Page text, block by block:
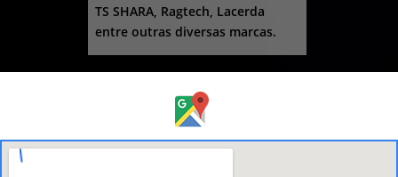
TS SHARA, Ragtech, Lacerda
entre outras diversas marcas.